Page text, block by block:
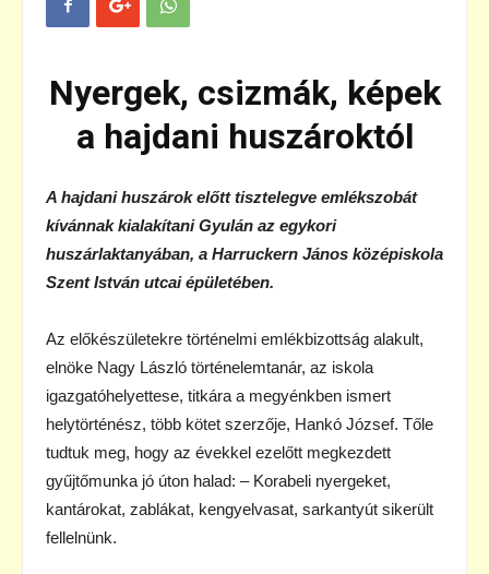
Nyergek, csizmák, képek
a hajdani huszároktól
A hajdani huszárok előtt tisztelegve emlékszobát
kívánnak kialakítani Gyulán az egykori
huszárlaktanyában, a Harruckern János középiskola
Szent István utcai épületében.
Az előkészületekre történelmi emlékbizottság alakult,
elnöke Nagy László történelemtanár, az iskola
igazgatóhelyettese, titkára a megyénkben ismert
helytörténész, több kötet szerzője, Hankó József. Tőle
tudtuk meg, hogy az évekkel ezelőtt megkezdett
gyűjtőmunka jó úton halad: – Korabeli nyergeket,
kantárokat, zablákat, kengyelvasat, sarkantyút sikerült
fellelnünk.